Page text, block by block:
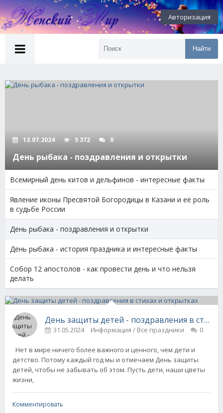
Авторизация
Найти
Официальный сайтgama casino.
Играть накриптобосс зеркалоофициального сайта.
playcasino peso888and sport betting.
Всемирный день китов и дельфинов - интересные факты
Явление иконы Пресвятой Богородицы в Казани и её роль
в судьбе России
13.07.2024 5 372 0
День рыбака - поздравления и открытки
День рыбака - поздравления и открытки
День рыбака - история праздника и интересные факты
Собор 12 апостолов - как провести день и что нельзя
делать
День защиты детей - поздравления в
31.05.2024 Информация / Все праздники 0
Нет в мире ничего более важного и ценного, чем дети и
детство. Потому каждый год мы и отмечаем День защиты
детей, чтобы не забывать об этом. Пусть дети, наши цветы
жизни,
Комментировать